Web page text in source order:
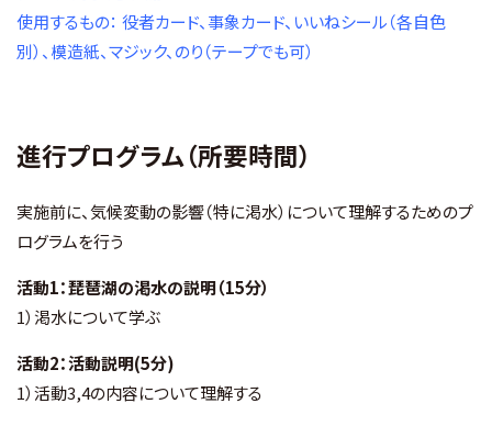
使用するもの： 役者カード、事象カード、いいねシール（各自色
別）、模造紙、マジック、のり（テープでも可）
進行プログラム（所要時間）
実施前に、気候変動の影響（特に渇水）について理解するためのプ
ログラムを行う
活動1：琵琶湖の渇水の説明（15分）
1）渇水について学ぶ
活動2：活動説明(5分)
1）活動3,4の内容について理解する